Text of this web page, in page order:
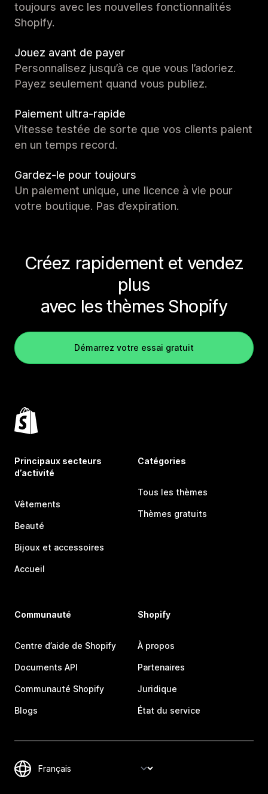
toujours avec les nouvelles fonctionnalités
Shopify.
Jouez avant de payer
Personnalisez jusqu’à ce que vous l’adoriez.
Payez seulement quand vous publiez.
Paiement ultra-rapide
Vitesse testée de sorte que vos clients paient
en un temps record.
Gardez-le pour toujours
Un paiement unique, une licence à vie pour
votre boutique. Pas d’expiration.
Créez rapidement et vendez
plus
avec les thèmes Shopify
Démarrez votre essai gratuit
Principaux secteurs
d’activité
Vêtements
Beauté
Bijoux et accessoires
Accueil
Catégories
Tous les thèmes
Thèmes gratuits
Communauté
Centre d’aide de Shopify
Documents API
Communauté Shopify
Blogs
Shopify
À propos
Partenaires
Juridique
État du service